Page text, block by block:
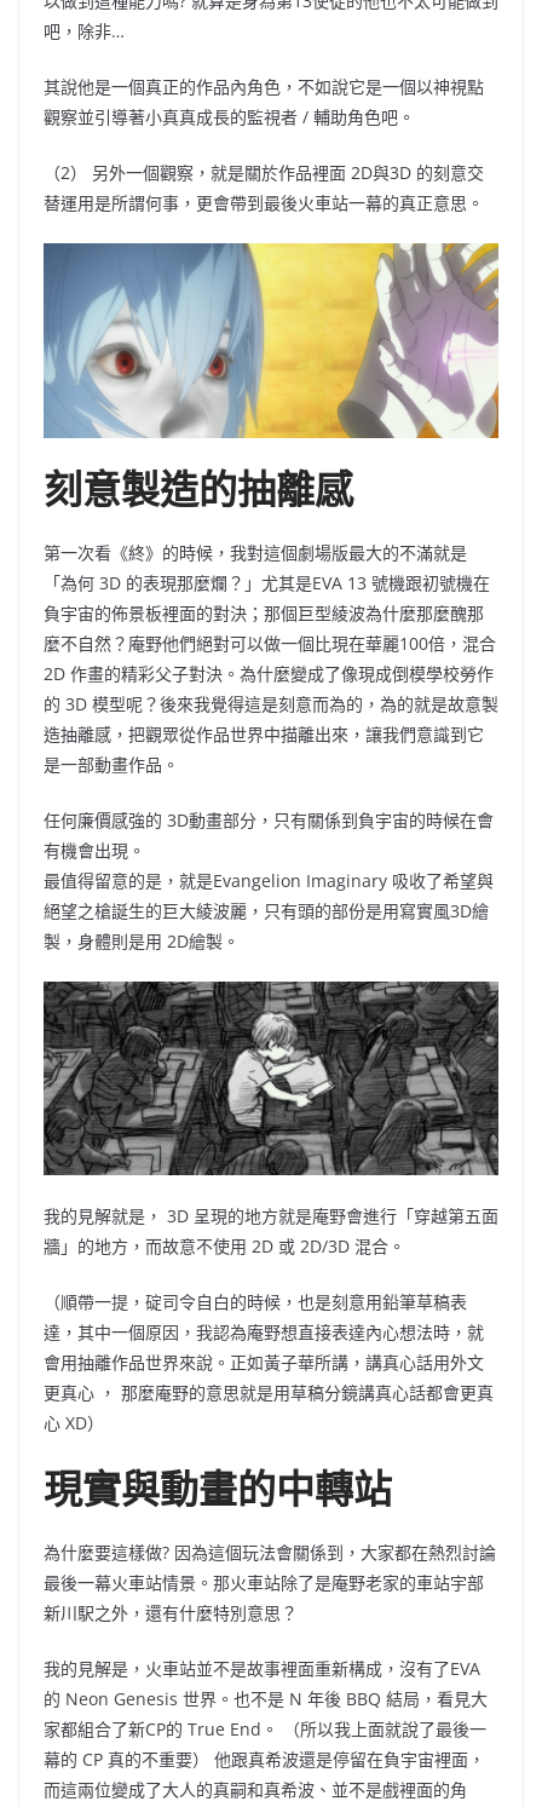
吧，除非…
其說他是一個真正的作品內角色，不如說它是一個以神視點
觀察並引導著小真真成長的監視者 / 輔助角色吧。
（2） 另外一個觀察，就是關於作品裡面 2D與3D 的刻意交
替運用是所謂何事，更會帶到最後火車站一幕的真正意思。
刻意製造的抽離感
第一次看《終》的時候，我對這個劇場版最大的不滿就是
「為何 3D 的表現那麼爛？」尤其是EVA 13 號機跟初號機在
負宇宙的佈景板裡面的對決；那個巨型綾波為什麼那麼醜那
麼不自然？庵野他們絕對可以做一個比現在華麗100倍，混合
2D 作畫的精彩父子對決。為什麼變成了像現成倒模學校勞作
的 3D 模型呢？後來我覺得這是刻意而為的，為的就是故意製
造抽離感，把觀眾從作品世界中描離出來，讓我們意識到它
是一部動畫作品。
任何廉價感強的 3D動畫部分，只有關係到負宇宙的時候在會
有機會出現。
最值得留意的是，就是Evangelion Imaginary 吸收了希望與
絕望之槍誕生的巨大綾波麗，只有頭的部份是用寫實風3D繪
製 ，身體則是用 2D繪製 。
我的見解就是， 3D 呈現的地方就是庵野會進行「穿越第五面
牆」的地方，而故意不使用 2D 或 2D/3D 混合。
（順帶一提，碇司令自白的時候，也是刻意用鉛筆草稿表
達，其中一個原因，我認為庵野想直接表達內心想法時，就
會用抽離作品世界來說。正如黃子華所講，講真心話用外文
更真心 ， 那麼庵野的意思就是用草稿分鏡講真心話都會更真
心 XD）
現實與動畫的中轉站
為什麼要這樣做? 因為這個玩法會關係到，大家都在熱烈討論
最後一幕火車站情景。那火車站除了是庵野老家的車站宇部
新川駅之外，還有什麼特別意思？
我的見解是，火車站並不是故事裡面重新構成，沒有了EVA
的 Neon Genesis 世界。也不是 N 年後 BBQ 結局，看見大
家都組合了新CP的 True End 。 （所以我上面就說了最後一
幕的 CP 真的不重要） 他跟真希波還是停留在負宇宙裡面，
而這兩位變成了大人的真嗣和真希波、並不是戲裡面的角